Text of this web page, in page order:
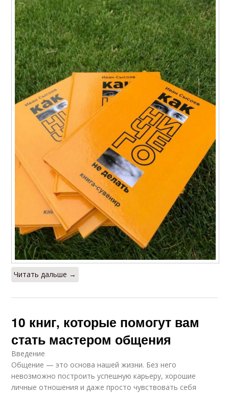
Читать дальше →
10 книг, которые помогут вам
стать мастером общения
Введение
Общение — это основа нашей жизни. Без него
невозможно построить успешную карьеру, хорошие
личные отношения и даже просто чувствовать себя